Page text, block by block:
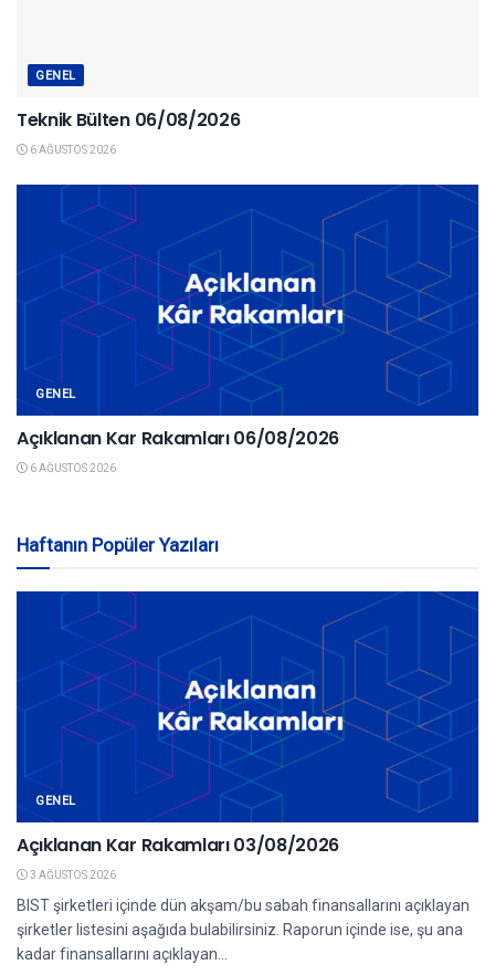
GENEL
Teknik Bülten 06/08/2026
6 AĞUSTOS 2026
GENEL
Açıklanan Kar Rakamları 06/08/2026
6 AĞUSTOS 2026
Haftanın Popüler Yazıları
GENEL
Açıklanan Kar Rakamları 03/08/2026
3 AĞUSTOS 2026
BIST şirketleri içinde dün akşam/bu sabah finansallarını açıklayan
şirketler listesini aşağıda bulabilirsiniz. Raporun içinde ise, şu ana
kadar finansallarını açıklayan...